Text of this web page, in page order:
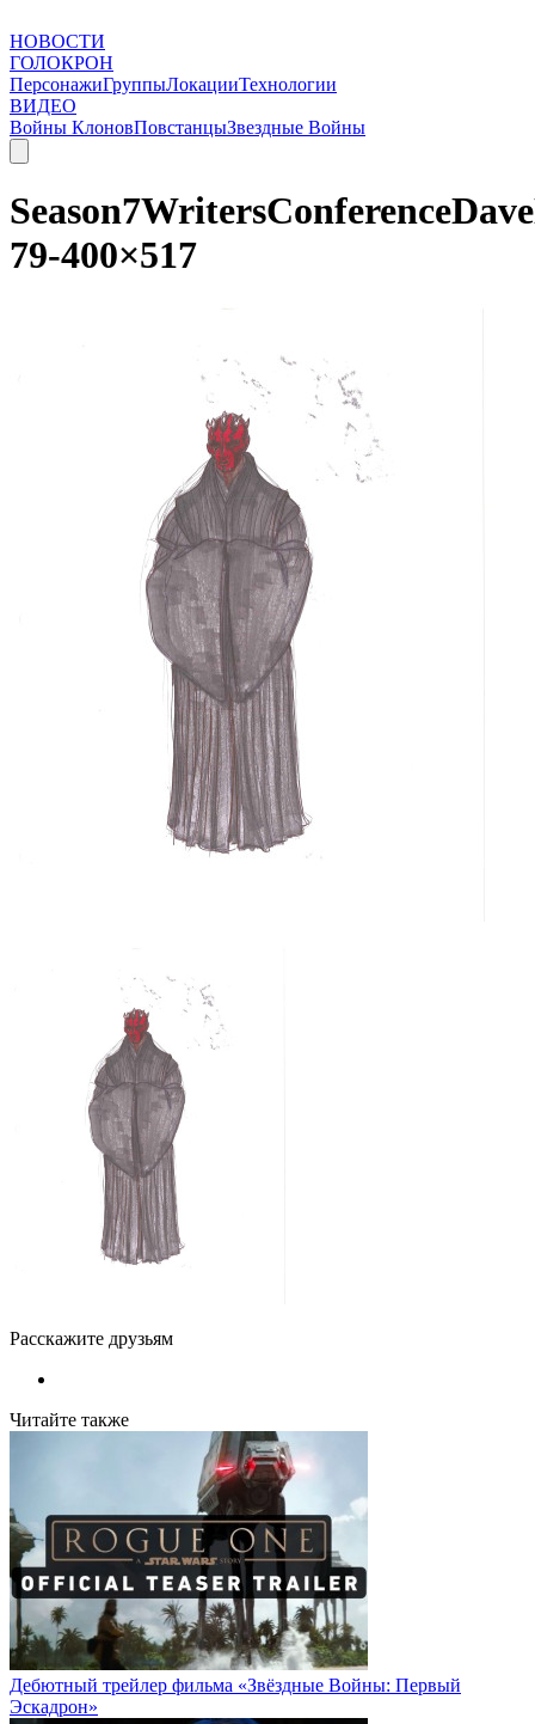
НОВОСТИ
ГОЛОКРОН
ПерсонажиГруппыЛокацииТехнологии
ВИДЕО
Войны КлоновПовстанцыЗвездные Войны
79-400×517
Расскажите друзьям
Читайте также
Дебютный трейлер фильма «Звёздные Войны: Первый
Эскадрон»